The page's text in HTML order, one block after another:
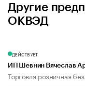
Другие
ОКВЭД
ДЕЙСТВУЕТ
ИП Шевнин Вячеслав
Торговля розничная